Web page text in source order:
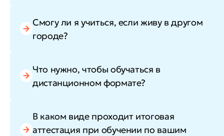
Смогу ли я учиться, если живу в другом
городе?
Что нужно, чтобы обучаться в
дистанционном формате?
В каком виде проходит итоговая
аттестация при обучении по вашим